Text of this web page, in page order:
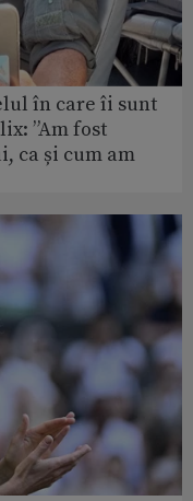
în care îi sunt
”Am fost
ca și cum am